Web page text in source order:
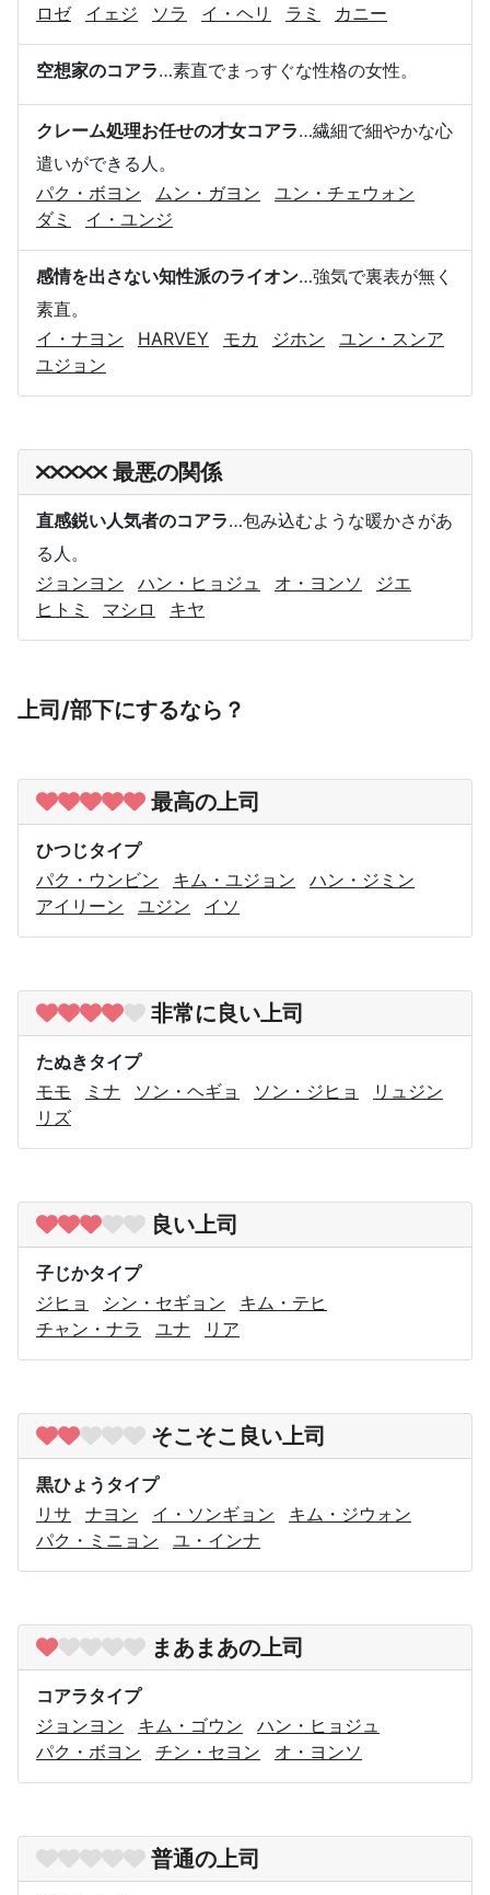
ロゼ イェジ ソラ イ・ヘリ ラミ カニー
空想家のコアラ…素直でまっすぐな性格の女性。
クレーム処理お任せの才女コアラ…繊細で細やかな心
遣いができる人。
パク・ボヨン
ムン・ガヨン
ユン・チェウォン
ダミ
イ・ユンジ
感情を出さない知性派のライオン…強気で裏表が無く
素直。
イ・ナヨン
HARVEY モカ ジホン
ユン・スンア
ユジョン
最悪の関係
直感鋭い人気者のコアラ…包み込むような暖かさがあ
る人。
ジョンヨン
ハン・ヒョジュ オ・ヨンソ
ジエ
ヒトミ
マシロ キヤ
上司/部下にするなら？
最高の上司
ひつじタイプ
パク・ウンビン
キム・ユジョン
ハン・ジミン
アイリーン
ユジン イソ
非常に良い上司
たぬきタイプ
モモ
ミナ ソン・ヘギョ ソン・ジヒョ
リュジン
リズ
良い上司
子じかタイプ
ジヒョ
シン・セギョン
キム・テヒ
チャン・ナラ
ユナ リア
そこそこ良い上司
黒ひょうタイプ
リサ
ナヨン イ・ソンギョン
キム・ジウォン
パク・ミニョン
ユ・インナ
まあまあの上司
コアラタイプ
ジョンヨン
キム・ゴウン
ハン・ヒョジュ
パク・ボヨン
チン・セヨン オ・ヨンソ
普通の上司